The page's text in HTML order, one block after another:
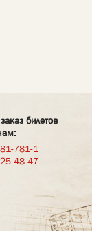
билетов
781-1
48-47